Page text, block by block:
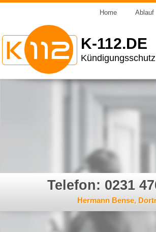
Home Ablauf
K-112.DE
Telefon: 0231
Hermann Bense,